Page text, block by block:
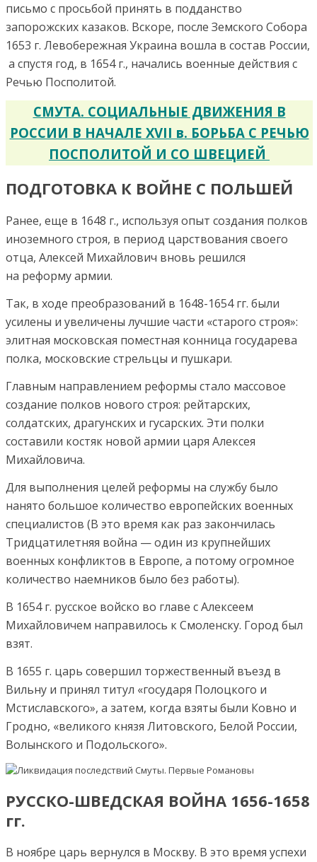
письмо с просьбой принять в подданство
запорожских казаков. Вскоре, после Земского Собора
1653 г. Левобережная Украина вошла в состав России,
а спустя год, в 1654 г., начались военные действия с
Речью Посполитой.
СМУТА. СОЦИАЛЬНЫЕ ДВИЖЕНИЯ В
РОССИИ В НАЧАЛЕ XVII в. БОРЬБА С РЕЧЬЮ
ПОСПОЛИТОЙ И СО ШВЕЦИЕЙ
ПОДГОТОВКА К ВОЙНЕ С ПОЛЬШЕЙ
Ранее, еще в 1648 г., используя опыт создания полков
иноземного строя, в период царствования своего
отца, Алексей Михайлович вновь решился
на реформу армии.
Так, в ходе преобразований в 1648-1654 гг. были
усилены и увеличены лучшие части «старого строя»:
элитная московская поместная конница государева
полка, московские стрельцы и пушкари.
Главным направлением реформы стало массовое
создание полков нового строя: рейтарских,
солдатских, драгунских и гусарских. Эти полки
составили костяк новой армии царя Алексея
Михайловича.
Для выполнения целей реформы на службу было
нанято большое количество европейских военных
специалистов (В это время как раз закончилась
Тридцатилетняя война — один из крупнейших
военных конфликтов в Европе, а потому огромное
количество наемников было без работы).
В 1654 г. русское войско во главе с Алексеем
Михайловичем направилось к Смоленску. Город был
взят.
В 1655 г. царь совершил торжественный въезд в
Вильну и принял титул «государя Полоцкого и
Мстиславского», а затем, когда взяты были Ковно и
Гродно, «великого князя Литовского, Белой России,
Волынского и Подольского».
РУССКО-ШВЕДСКАЯ ВОЙНА 1656-1658
гг.
В ноябре царь вернулся в Москву. В это время успехи